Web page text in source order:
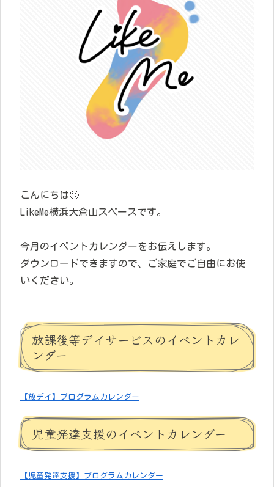
こんにちは🙂
LikeMe横浜大倉山スペースです。
今月のイベントカレンダーをお伝えします。
ダウンロードできますので、ご家庭でご自由にお使
いください。
放課後等デイサービスのイベントカレ
ンダー
【放デイ】プログラムカレンダー
児童発達支援のイベントカレンダー
【児童発達支援】プログラムカレンダー